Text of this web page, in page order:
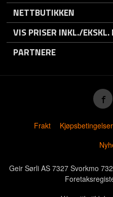
NETTBUTIKKEN
VIS PRISER INKL./
PARTNERE
Frakt Kjøpsbetingelser
Geir Sørli AS 7327 Svorkmo